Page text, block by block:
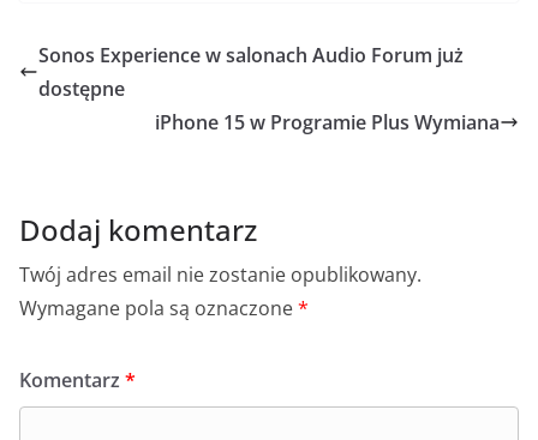
e
b
o s
p
e
g
l e
Sonos Experience w salonach Audio Forum już
dostępne
iPhone 15 w Programie Plus Wymiana
Dodaj komentarz
Twój adres email nie zostanie opublikowany.
Wymagane pola są oznaczone*
Komentarz *